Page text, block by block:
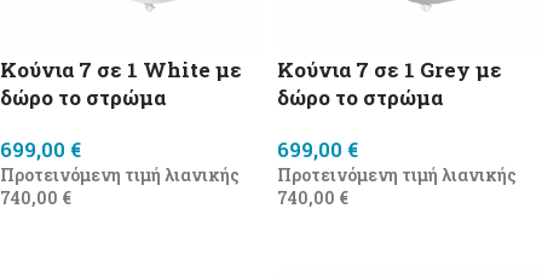
Κούνια 7 σε 1 White με
δώρο τo στρώμα
699,00 €
Προτεινόμενη τιμή λιανικής
740,00 €
Κούνια 7 σε 1 Grey με
δώρο τo στρώμα
699,00 €
Προτεινόμενη τιμή λιανικής
740,00 €